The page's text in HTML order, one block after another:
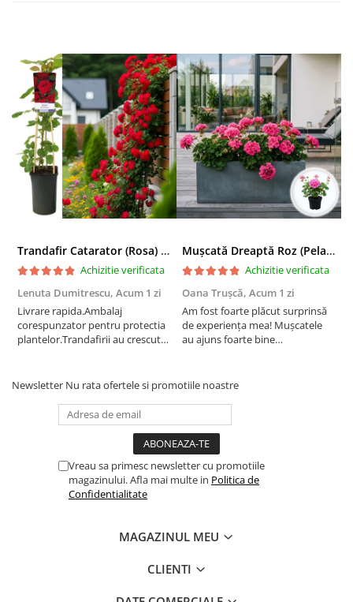
Trandafir Catarator (Rosa) Red Climber - 75cm
Achizitie verificata
Lenuta Dumitrescu, Acum 1 zi
Livrare rapida.Ambalaj
corespunzator pentru protectia
plantelor.Trandafirii au crescut
Mușcată Dreaptă Roz (Pelargonium Zonale)
Achizitie verificata
Oana Trușcă, Acum 1 zi
Am fost foarte plăcut surprinsă
de experiența mea! Mușcatele
au ajuns foarte bine
transportului. Se vede că au fost
Newsletter Nu rata ofertele si promotiile noastre
Vreau sa primesc newsletter cu promotiile
magazinului. Afla mai multe in Politica de
Confidentialitate
MAGAZINUL MEU
CLIENTI